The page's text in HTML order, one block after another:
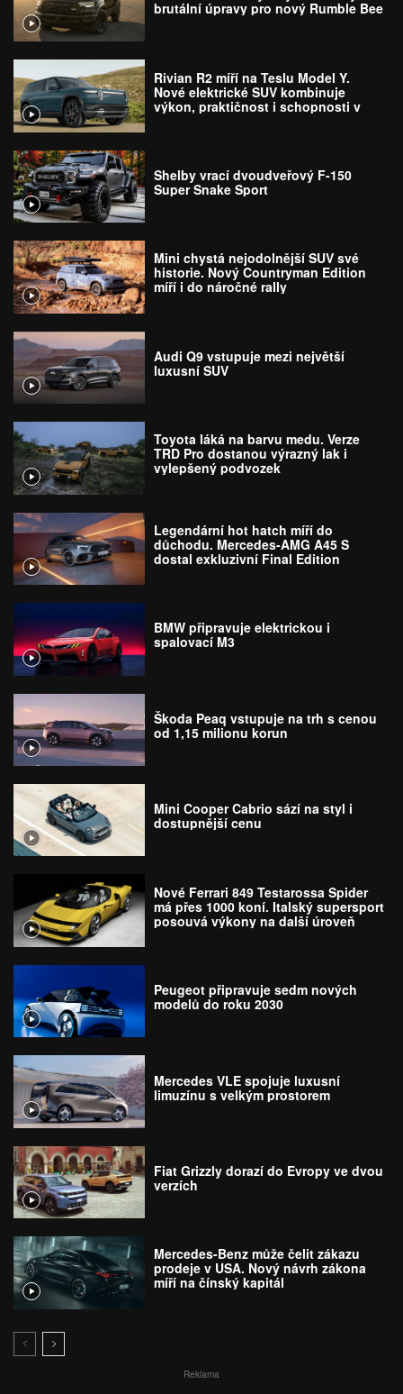
brutální úpravy pro nový Rumble Bee
Rivian R2 míří na Teslu Model Y.
Nové elektrické SUV kombinuje
výkon, praktičnost i schopnosti v
Shelby vrací dvoudveřový F-150
Super Snake Sport
Mini chystá nejodolnější SUV své
historie. Nový Countryman Edition
míří i do náročné rally
Audi Q9 vstupuje mezi největší
luxusní SUV
Toyota láká na barvu medu. Verze
TRD Pro dostanou výrazný lak i
vylepšený podvozek
Legendární hot hatch míří do
důchodu. Mercedes-AMG A45 S
dostal exkluzivní Final Edition
BMW připravuje elektrickou i
spalovací M3
Škoda Peaq vstupuje na trh s cenou
od 1,15 milionu korun
Mini Cooper Cabrio sází na styl i
dostupnější cenu
Nové Ferrari 849 Testarossa Spider
má přes 1000 koní. Italský supersport
posouvá výkony na další úroveň
Peugeot připravuje sedm nových
modelů do roku 2030
Mercedes VLE spojuje luxusní
limuzínu s velkým prostorem
Fiat Grizzly dorazí do Evropy ve dvou
verzích
Mercedes-Benz může čelit zákazu
prodeje v USA. Nový návrh zákona
míří na čínský kapitál
Reklama